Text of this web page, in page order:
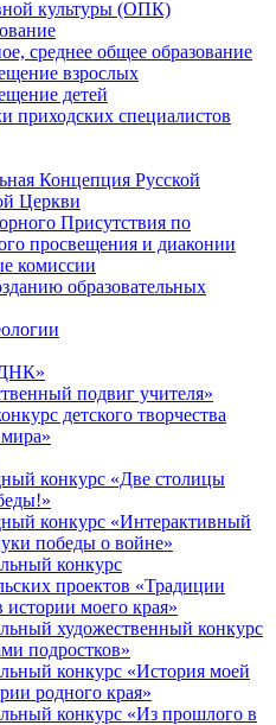
культуры (ОПК)
среднее общее образование
взрослых
детей
приходских специалистов
Концепция Русской
Церкви
Присутствия по
просвещения и диаконии
комиссии
образовательных
подвиг учителя»
детского творчества
конкурс «Две столицы
конкурс «Интерактивный
победы о войне»
конкурс
проектов «Традиции
истории моего края»
художественный конкурс
подростков»
конкурс «История моей
родного края»
конкурс «Из прошлого в